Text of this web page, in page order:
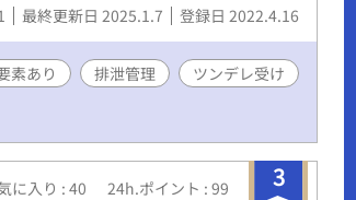
最終更新日 2025.1.7 登録日 2022.4.16
素あり 排泄管理
ツンデレ受け
3
に入り : 40 24h.ポイント : 99